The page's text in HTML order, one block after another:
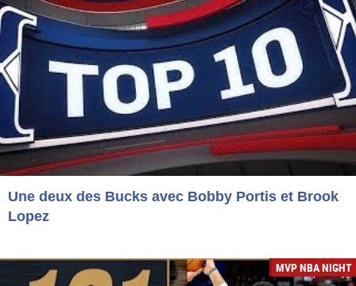
Une deux des Bucks avec Bobby Portis et Brook
Lopez
MVP NBA NIGHT